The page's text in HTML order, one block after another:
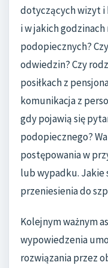
dotyczących wizyt i
i w jakich
podopiecznych?
odwiedzin? Czy
posiłkach z
komunikacja z
gdy pojawią się
podopiecznego?
postępowania w
lub wypadku. Jakie
przeniesienia do
Kolejnym ważnym
wypowiedzenia
rozwiązania przez